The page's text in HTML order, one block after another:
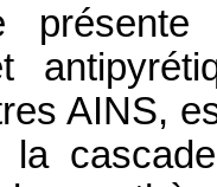
présente
AINS,